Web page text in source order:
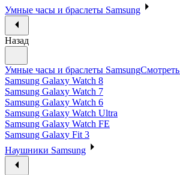
Умные часы и браслеты Samsung
Назад
Умные часы и браслеты Samsung
Samsung Galaxy Watch 8
Samsung Galaxy Watch 7
Samsung Galaxy Watch 6
Samsung Galaxy Watch Ultra
Samsung Galaxy Watch FE
Samsung Galaxy Fit 3
Наушники Samsung